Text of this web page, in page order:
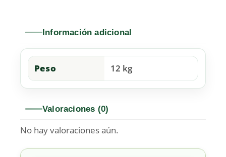
Información adicional
Peso 12 kg
Valoraciones (0)
No hay valoraciones aún.